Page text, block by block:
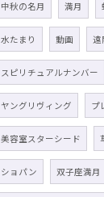
中秋の名月 満月
水たまり 動画 遠
スピリチュアルナンバー
ヤングリヴィング プ
美容室スターシード
ショパン 双子座満月